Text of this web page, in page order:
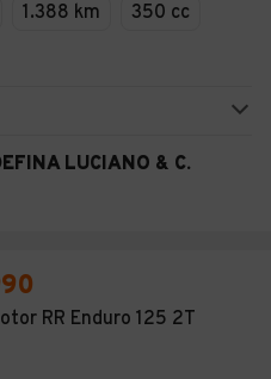
1.388 km
350 cc
LUCIANO & C.
RR Enduro 125 2T